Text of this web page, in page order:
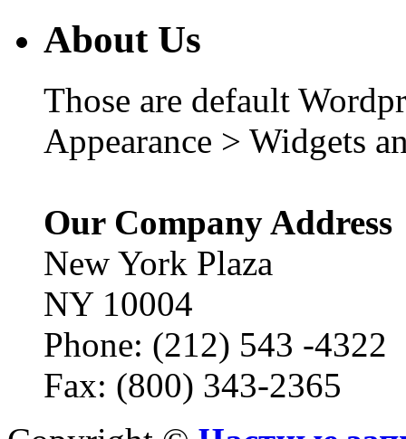
About Us
Those are default
Appearance > Widgets
Our Company Address
New York Plaza
NY 10004
Phone: (212) 543 -4322
Fax: (800) 343-2365